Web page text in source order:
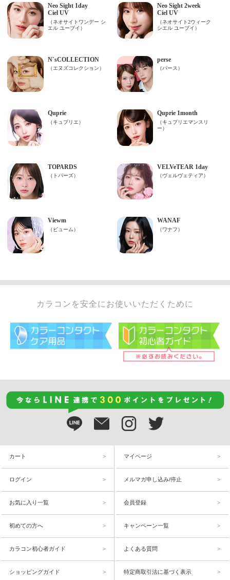
カラコンを安全にお使いいただくために
カート マイページ
ログイン メルマガ申し込み/停止
お気に入り一覧 会員登録
初めての方へ キャンペーン一覧
カラコン初心者ガイド よくある質問
ショッピングガイド 特定商取引法に基づく表示